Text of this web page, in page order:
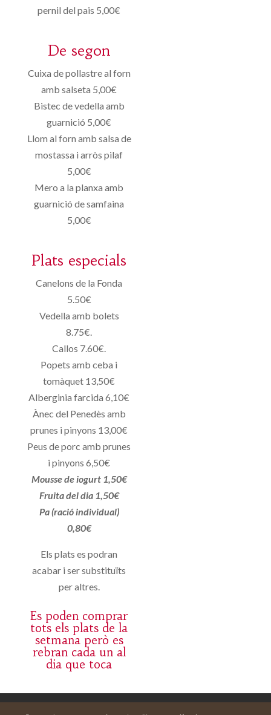
pernil del pais 5,00€
De segon
Cuixa de pollastre al forn
amb salseta 5,00€
Bistec de vedella amb
guarnició 5,00€
Llom al forn amb salsa de
mostassa i arròs pilaf
5,00€
Mero a la planxa amb
guarnició de samfaina
5,00€
Plats especials
Canelons de la Fonda
5.50€
Vedella amb bolets
8.75€.
Callos 7.60€.
Popets amb ceba i
tomàquet 13,50€
Alberginia farcida 6,10€
Ànec del Penedès amb
prunes i pinyons 13,00€
Peus de porc amb prunes
i pinyons 6,50€
Mousse de iogurt 1,50€
Fruita del dia 1,50€
Pa (ració individual)
0,80€
Els plats es podran
acabar i ser substituïts
per altres.
Es poden comprar
tots els plats de la
setmana però es
rebran cada un al
dia que toca